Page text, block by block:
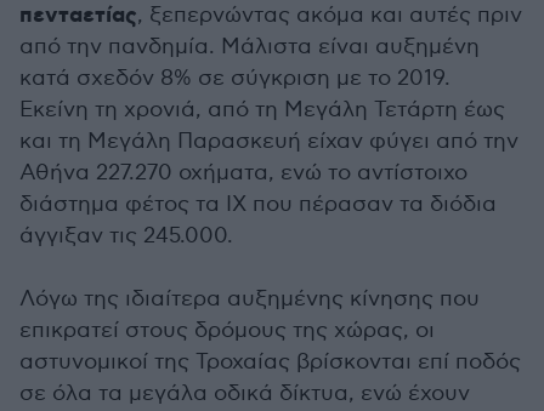
πενταετίας, ξεπερνώντας ακόμα και αυτές πριν
από την πανδημία. Μάλιστα είναι αυξημένη
κατά σχεδόν 8% σε σύγκριση με το 2019.
Εκείνη τη χρονιά, από τη Μεγάλη Τετάρτη έως
και τη Μεγάλη Παρασκευή είχαν φύγει από την
Αθήνα 227.270 οχήματα, ενώ το αντίστοιχο
διάστημα φέτος τα ΙΧ που πέρασαν τα διόδια
άγγιξαν τις 245.000.
Λόγω της ιδιαίτερα αυξημένης κίνησης που
επικρατεί στους δρόμους της χώρας, οι
αστυνομικοί της Τροχαίας βρίσκονται επί ποδός
σε όλα τα μεγάλα οδικά δίκτυα, ενώ έχουν